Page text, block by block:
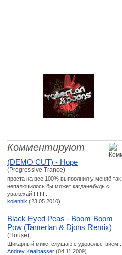
Комментируют
(DEMO CUT) - Hope
(Progressive Trance)
проста на все 100% выпоолнил у меняб так
непалючилось бы может кагданебудь с
уважехай!!!!!!!!...
kolenhik (23.05.2010)
Black Eyed Peas - Boom Boom
Pow (Tamerlan & Djons Remix)
(House)
Щикарный микс, слушаю с удовольствием....
Andrey Kaalbasser (04.11.2009)